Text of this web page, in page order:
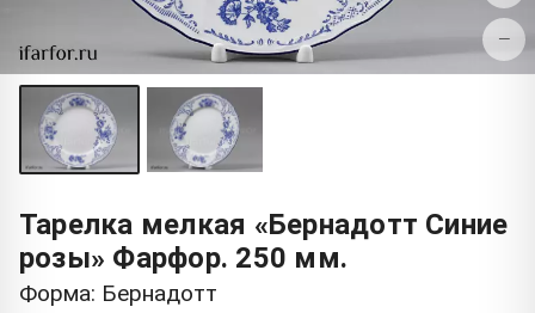
−
Тарелка мелкая «Бернадотт Синие
розы» Фарфор. 250 мм.
Форма: Бернадотт